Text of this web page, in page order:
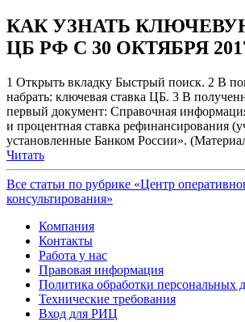
КАК УЗНАТЬ
ЦБ РФ С 30 ОКТЯБРЯ
1 Открыть вкладку Быстрый поиск. 2 В
набрать: ключевая ставка ЦБ. 3 В
первый документ: Справочная
и процентная ставка рефинансирования
установленные Банком России».
Читать
Все статьи по рубрике «Центр
консультирования»
Компания
Контакты
Работа у нас
Правовая информация
Политика обработки персональных
Технические требования
Вход для РИЦ